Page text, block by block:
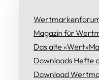
Magazin für
Das alte
Downloads Hefte
Download